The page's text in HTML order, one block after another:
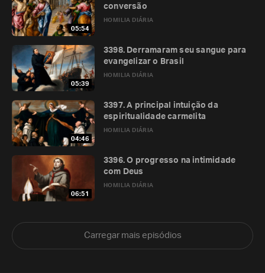
05:54
HOMILIA DIÁRIA
conversão
05:39
HOMILIA DIÁRIA
3398. Derramaram seu sangue para
evangelizar o Brasil
04:46
HOMILIA DIÁRIA
3397. A principal intuição da
espiritualidade carmelita
06:51
HOMILIA DIÁRIA
3396. O progresso na intimidade
com Deus
Carregar mais episódios